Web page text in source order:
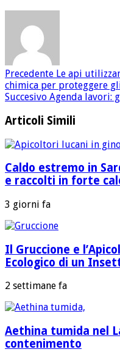
Precedente Le api
chimica per proteggere
Succesivo Agenda lavori:
Articoli Simili
Caldo estremo in
e raccolti in forte
3 giorni fa
Il Gruccione e
Ecologico di un
2 settimane fa
Aethina tumida nel
contenimento